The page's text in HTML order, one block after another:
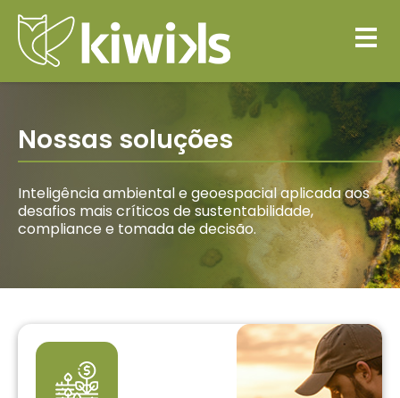
Nossas soluções
Inteligência ambiental e geoespacial aplicada aos
desafios mais críticos de sustentabilidade,
compliance e tomada de decisão.